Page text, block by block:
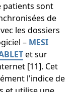
patients sont
de
les dossiers
– MESI
et sur
[11]. Cet
l'indice de